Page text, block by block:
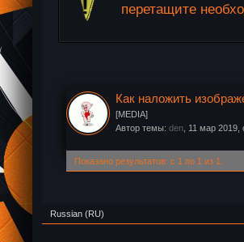
перетащите
Как наложить
[MEDIA]
Автор темы: den 11 мар 2019
Показано результатов: с 1 по 1 из 1.
Russian (RU)